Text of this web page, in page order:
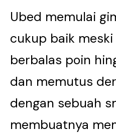
Ubed memulai
cukup baik
berbalas poin
dan memutus
dengan sebuah
membuatnya